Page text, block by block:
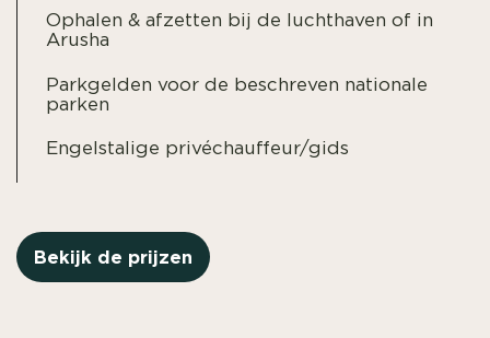
Ophalen & afzetten bij de luchthaven of in
Arusha
Parkgelden voor de beschreven nationale
parken
Engelstalige privéchauffeur/gids
Bekijk de prijzen